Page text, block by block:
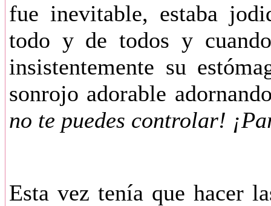
fue inevitable, estaba
todo y de todos y
insistentemente su
sonrojo adorable
no te puedes controlar!
Esta vez tenía que hacer